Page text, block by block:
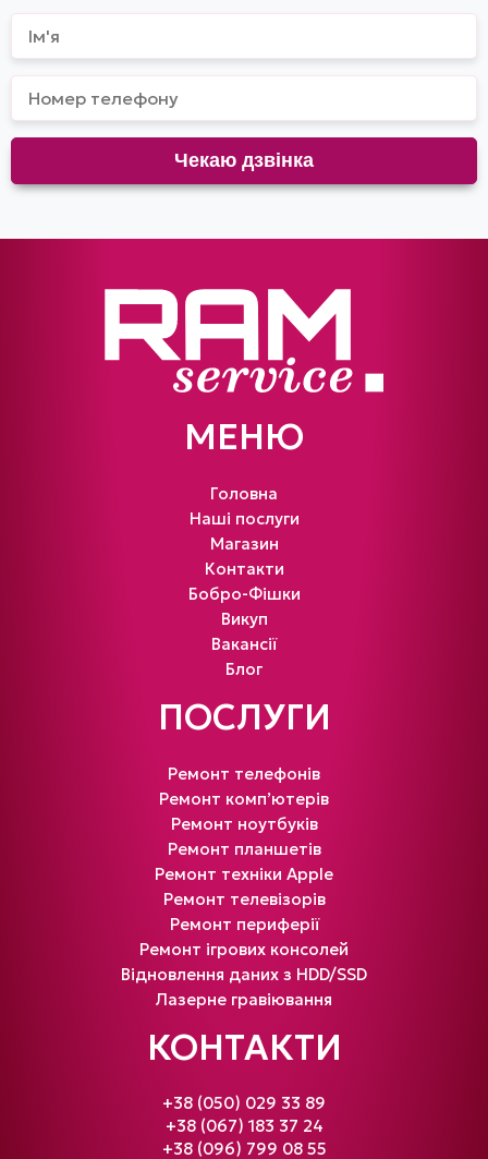
МЕНЮ
Головна
Наші послуги
Магазин
Контакти
Бобро-Фішки
Викуп
Вакансії
Блог
ПОСЛУГИ
Ремонт телефонів
Ремонт комп’ютерів
Ремонт ноутбуків
Ремонт планшетів
Ремонт техніки Apple
Ремонт телевізорів
Ремонт периферії
Ремонт ігрових консолей
Відновлення даних з HDD/SSD
Лазерне гравіювання
КОНТАКТИ
+38 (050) 029 33 89
+38 (067) 183 37 24
+38 (096) 799 08 55